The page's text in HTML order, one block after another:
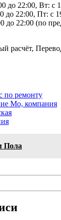
до 22:00, Вт: с
до 22:00, Пт: с
до 22:00 (по
расчёт,
по ремонту
Мо, компания
Пола